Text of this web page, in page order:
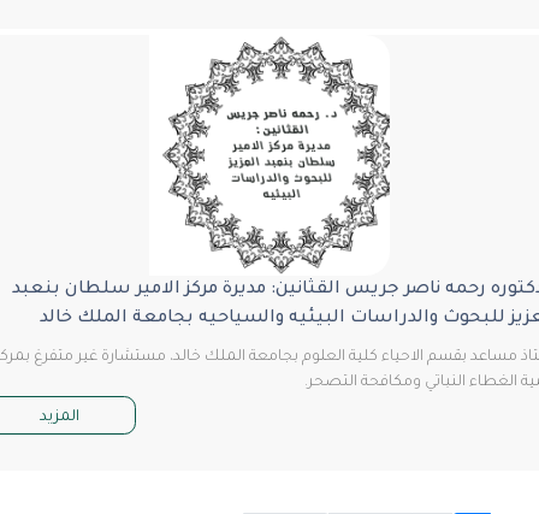
رحمه ناصر جريس القثانين: مديرة مركز الامير سلطان بنعبد
للبحوث والدراسات البيئيه والسياحيه بجامعة الملك خالد
مساعد بقسم الاحياء كلية العلوم بجامعة الملك خالد، مستشارة غير متفرغ بمركز
الغطاء النباتي ومكافحة التصحر.
المزيد